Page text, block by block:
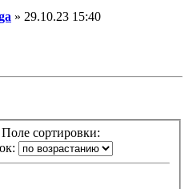
» 29.10.23 15:40
Поле сортировки: